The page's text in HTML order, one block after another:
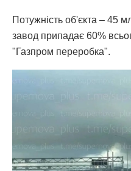
Потужність об'єкта – 45
завод припадає 60%
"Газпром переробка".